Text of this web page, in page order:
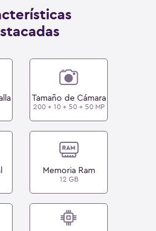
Tamaño de Cámara
200 + 10 + 50 + 50 MP
Memoria Ram
12 GB